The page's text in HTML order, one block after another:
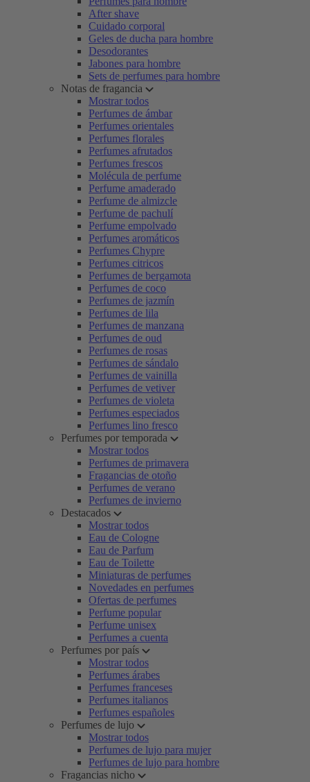
After shave
Cuidado corporal
Geles de ducha para hombre
Desodorantes
Jabones para hombre
Sets de perfumes para hombre
Notas de fragancia
Mostrar todos
Perfumes de ámbar
Perfumes orientales
Perfumes florales
Perfumes afrutados
Perfumes frescos
Molécula de perfume
Perfume amaderado
Perfume de almizcle
Perfume de pachulí
Perfume empolvado
Perfumes aromáticos
Perfumes Chypre
Perfumes citricos
Perfumes de bergamota
Perfumes de coco
Perfumes de jazmín
Perfumes de lila
Perfumes de manzana
Perfumes de oud
Perfumes de rosas
Perfumes de sándalo
Perfumes de vainilla
Perfumes de vetiver
Perfumes de violeta
Perfumes especiados
Perfumes lino fresco
Perfumes por temporada
Mostrar todos
Perfumes de primavera
Fragancias de otoño
Perfumes de verano
Perfumes de invierno
Destacados
Mostrar todos
Eau de Cologne
Eau de Parfum
Eau de Toilette
Miniaturas de perfumes
Novedades en perfumes
Ofertas de perfumes
Perfume popular
Perfume unisex
Perfumes a cuenta
Perfumes por país
Mostrar todos
Perfumes árabes
Perfumes franceses
Perfumes italianos
Perfumes españoles
Perfumes de lujo
Mostrar todos
Perfumes de lujo para mujer
Perfumes de lujo para hombre
Fragancias nicho